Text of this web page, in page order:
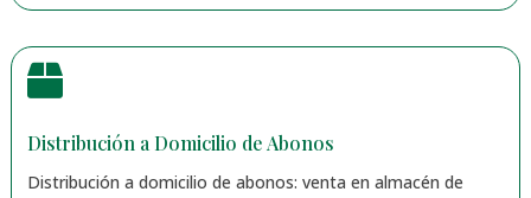

Distribución a Domicilio de Abonos
Distribución a domicilio de abonos: venta en almacén de